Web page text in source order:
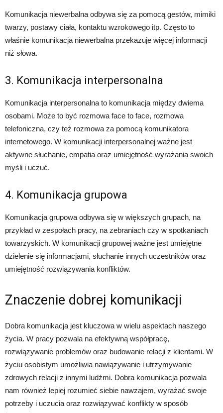
Komunikacja niewerbalna odbywa się za pomocą gestów, mimiki
twarzy, postawy ciała, kontaktu wzrokowego itp. Często to
właśnie komunikacja niewerbalna przekazuje więcej informacji
niż słowa.
3. Komunikacja interpersonalna
Komunikacja interpersonalna to komunikacja między dwiema
osobami. Może to być rozmowa face to face, rozmowa
telefoniczna, czy też rozmowa za pomocą komunikatora
internetowego. W komunikacji interpersonalnej ważne jest
aktywne słuchanie, empatia oraz umiejętność wyrażania swoich
myśli i uczuć.
4. Komunikacja grupowa
Komunikacja grupowa odbywa się w większych grupach, na
przykład w zespołach pracy, na zebraniach czy w spotkaniach
towarzyskich. W komunikacji grupowej ważne jest umiejętne
dzielenie się informacjami, słuchanie innych uczestników oraz
umiejętność rozwiązywania konfliktów.
Znaczenie dobrej komunikacji
Dobra komunikacja jest kluczowa w wielu aspektach naszego
życia. W pracy pozwala na efektywną współpracę,
rozwiązywanie problemów oraz budowanie relacji z klientami. W
życiu osobistym umożliwia nawiązywanie i utrzymywanie
zdrowych relacji z innymi ludźmi. Dobra komunikacja pozwala
nam również lepiej rozumieć siebie nawzajem, wyrażać swoje
potrzeby i uczucia oraz rozwiązywać konflikty w sposób